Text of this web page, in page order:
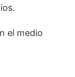
el medio